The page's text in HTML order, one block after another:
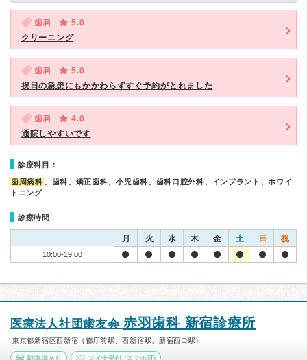
歯科
5.0
クリーニング
歯科
5.0
祝日の急患にもかかわらずすぐ予約がとれました
歯科
4.0
通院しやすいです
診療科目：
歯周病科 、歯科、矯正歯科、小児歯科、歯科口腔外科、インプラント、ホワイ
トニング
診療時間
月 火 水 木 金 土 日 祝
10:00-19:00
医療法人社団歯友会 赤羽歯科 新宿診療所
東京都新宿区西新宿（都庁前駅、西新宿駅、新宿西口駅）
駐車場あり マイナ受付(スマホ可)